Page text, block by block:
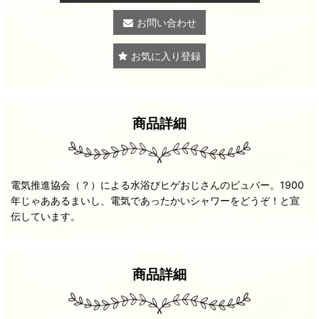
お問い合わせ
お気に入り登録
商品詳細
電気推進協会（？）による水浴びヒゲおじさんのビュバー。1900
年じゃああるまいし、電気であったかいシャワーをどうぞ！と宣
伝しています。
商品詳細